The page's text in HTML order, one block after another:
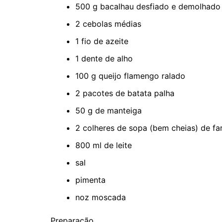
500 g bacalhau desfiado e demolhado
2 cebolas médias
1 fio de azeite
1 dente de alho
100 g queijo flamengo ralado
2 pacotes de batata palha
50 g de manteiga
2 colheres de sopa (bem cheias) de
800 ml de leite
sal
pimenta
noz moscada